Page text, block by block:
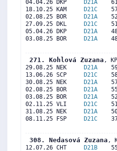
04.04.26 DKP
D21A
18.10.25 KAM
D21C
02.08.25 BOR
D21A
27.09.25 DKL
D21C
05.04.26 DKP
D21A
03.08.25 BOR
D21A
271. Kohlová Zuzana ,
29.08.25 NEK D21A
13.06.26 SCP
D21C
30.08.25 NEK
D21A
02.08.25 BOR
D21A
03.08.25 BOR
D21A
02.11.25 VLI
D21C
31.08.25 NEK
D21A
08.11.25 FSP
D21C
308. Nedasová Zuzana ,
12.07.26 CHT D21B